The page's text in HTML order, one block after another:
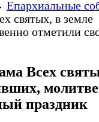
Епархиальные
святых, в земле
отметили
Всех
праздник